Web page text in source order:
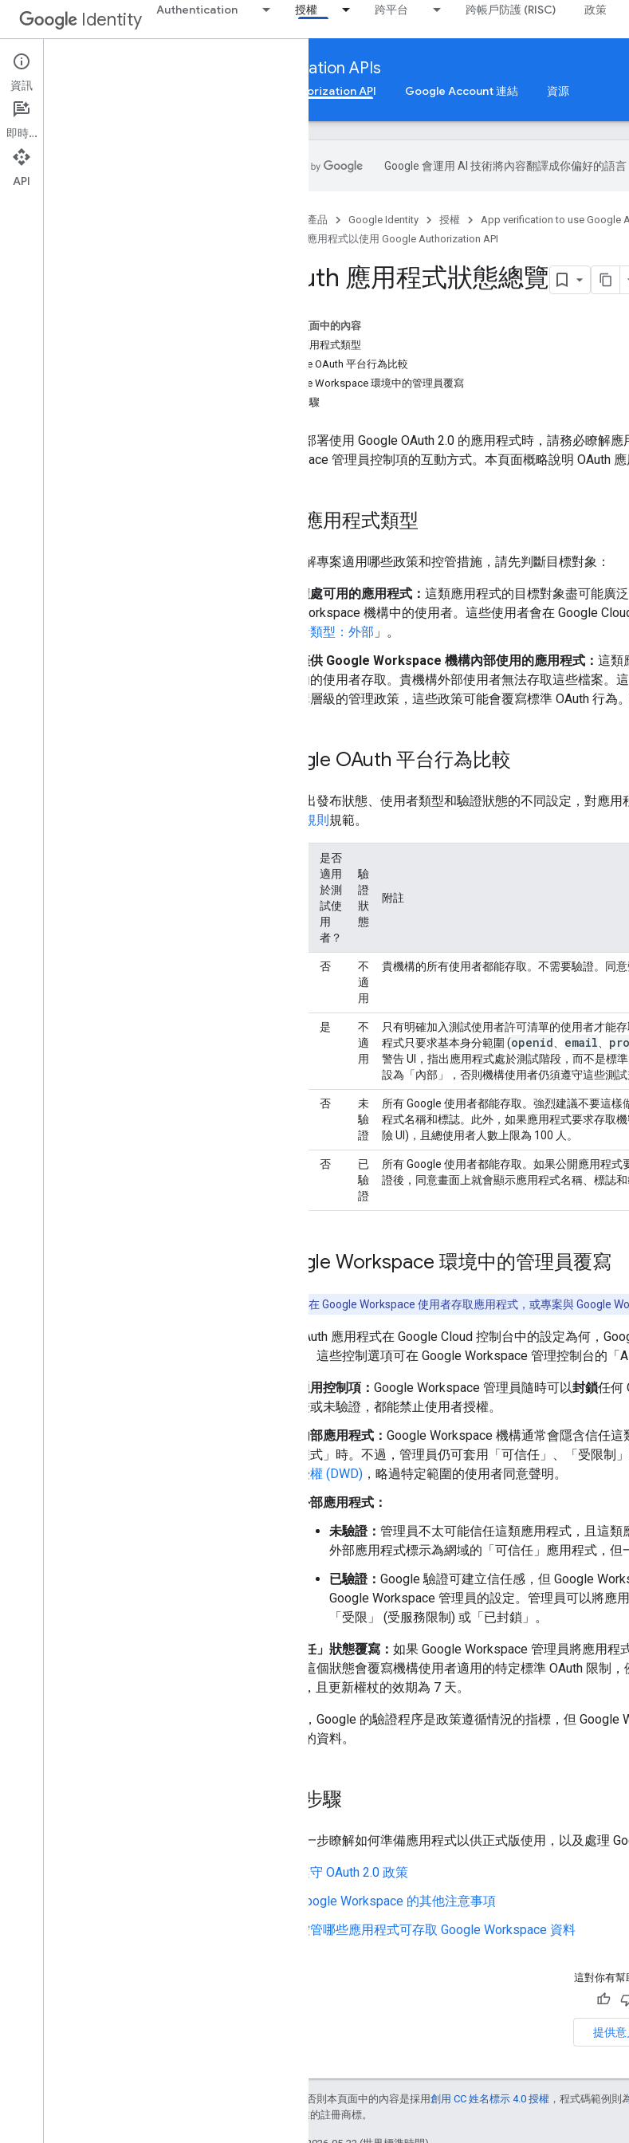
Identity Authentication 授權 跨平台 跨帳戶防護 (RISC) 政策
App verification to use Google Authorization APIs
Google 帳戶授權 驗證應用程式以使用 Google Authorization API Google Account 連結 資源
Google 會運用 AI 技術將內容翻譯成你偏好的語言
產品 Google Identity 授權
App verification to use Google
驗證應用程式以使用 Google Authorization API
OAuth 應用程式狀態總覽
這個頁面中的內容
找出應用程式類型
Google OAuth 平台行為比較
Google Workspace 環境中的管理員覆寫
後續步驟
開發及部署使用 Google OAuth 2.0 的應用程式時，請務必瞭解
Workspace 管理員控制項的互動方式。本頁面概略說明 OAuth
找出應用程式類型
如要瞭解專案適用哪些政策和控管措施，請先判斷目標對象：
隨處可用的應用程式： 這類應用程式的目標對象盡可能廣
Workspace 機構中的使用者。這些使用者會在 Google
者類型：外部 」。
僅供 Google Workspace 機構內部使用的應用程式： 這類
內的使用者存取。貴機構外部使用者無法存取這些檔案。
構層級的管理政策，這些政策可能會覆寫標準 OAuth 行為
Google OAuth 平台行為比較
下表列出發布狀態、使用者類型和驗證狀態的不同設定，對應
杖到期規則規範。
是否
適用
於測
試使
用
者？
驗
證
狀
態
附註
否
不
適
用
貴機構的所有使用者都能存取。不需要驗證。同
是
不
適
用
只有明確加入測試使用者許可清單的使用者才能
程式只要求基本身分範圍 (openid email
警告 UI，指出應用程式處於測試階段，而不是標
設為「內部」
，否則機構使用者仍須遵守這些測
否
未
驗
證
所有 Google 使用者都能存取。 強烈建議不要這樣
程式名稱和標誌。此外，如果應用程式要求存取
險 UI)，且總使用者人數上限為 100 人。
否
已
驗
證
所有 Google 使用者都能存取。如果公開應用程
證後，同意畫面上就會顯示應用程式名稱、標誌和
Google Workspace 環境中的管理員覆寫
只有在 Google Workspace 使用者存取應用程式，或專案與 Google
無論 OAuth 應用程式在 Google Cloud 控制台中的設定為何，
的方式。這些控制選項可在 Google Workspace 管理控制台的「
通用控制項： Google Workspace 管理員隨時可以封鎖任何
證或未驗證，都能禁止使用者授權。
內部應用程式： Google Workspace 機構通常會隱含信任
程式」時。不過，管理員仍可套用「可信任」、「受限制
授權 (DWD) ，略過特定範圍的使用者同意聲明。
外部應用程式：
未驗證： 管理員不太可能信任這類應用程式，且這
外部應用程式標示為網域的「可信任」應用程式，但
已驗證： Google 驗證可建立信任感，但 Google
Google Workspace 管理員的設定。管理員可以將應
「受限」
(受服務限制) 或「已封鎖」 。
「可信任」狀態覆寫： 如果 Google Workspace 管理員將應用
這個狀態會覆寫機構使用者適用的特定標準 OAuth 限制，
100 人，且更新權杖的效期為 7 天。
基本上，Google 的驗證程序是政策遵循情況的指標，但
取機構的資料。
後續步驟
如要進一步瞭解如何準備應用程式以供正式版使用，以及處理
遵守 OAuth 2.0 政策
Google Workspace 的其他注意事項
控管哪些應用程式可存取 Google Workspace 資料
這對你有幫
提供意
除非另有註明，否則本頁面中的內容是採用創用 CC 姓名標示 4.0 授權 ，程式碼範例則
和/或其關聯企業的註冊商標。
資訊
即時通訊
API